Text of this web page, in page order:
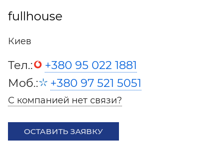
fullhouse
Киев
Тел.:
+380 95 022 1881
Моб.:
+380 97 521 5051
С компанией нет связи?
ОСТАВИТЬ ЗАЯВКУ